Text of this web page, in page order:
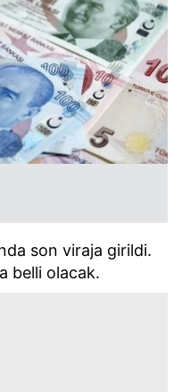
son viraja girildi.
belli olacak.